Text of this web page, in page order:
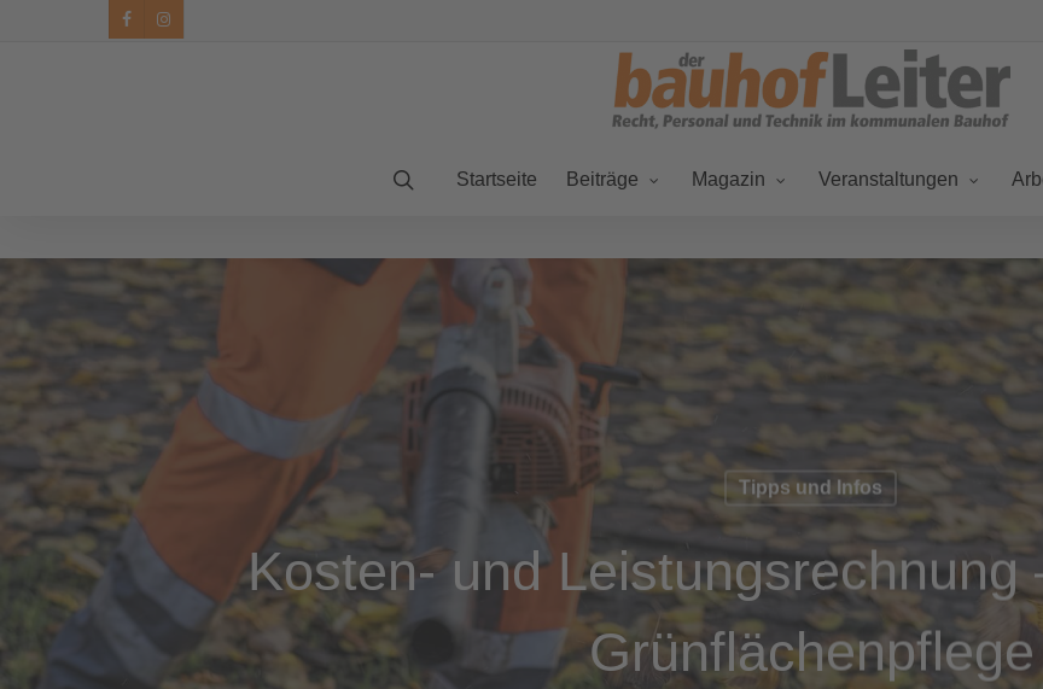
facebookinstagram
Startseite Beiträge Magazin Veranstaltungen
Tipps und Infos
Kosten- und Leistungsrechnung
Grünflächenpflege